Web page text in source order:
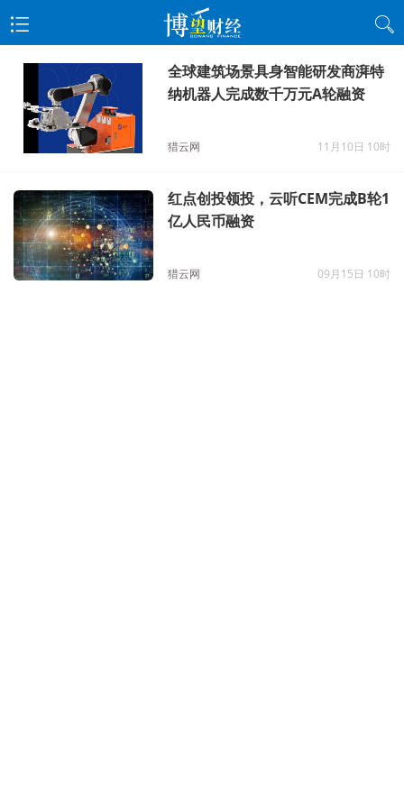
全球建筑场景具身智能研发商湃特
纳机器人完成数千万元A轮融资
猎云网 11月10日 10时
红点创投领投，云听CEM完成B轮1
亿人民币融资
猎云网 09月15日 10时